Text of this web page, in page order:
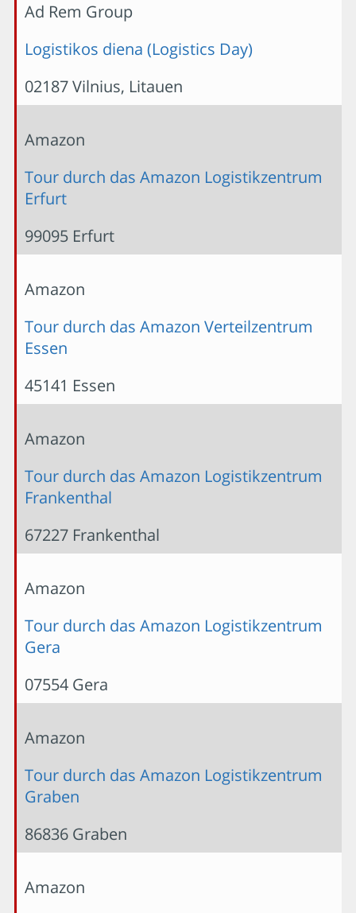
Ad Rem Group
Logistikos diena (Logistics Day)
02187 Vilnius, Litauen
Amazon
Tour durch das Amazon Logistikzentrum
Erfurt
99095 Erfurt
Amazon
Tour durch das Amazon Verteilzentrum
Essen
45141 Essen
Amazon
Tour durch das Amazon Logistikzentrum
Frankenthal
67227 Frankenthal
Amazon
Tour durch das Amazon Logistikzentrum
Gera
07554 Gera
Amazon
Tour durch das Amazon Logistikzentrum
Graben
86836 Graben
Amazon